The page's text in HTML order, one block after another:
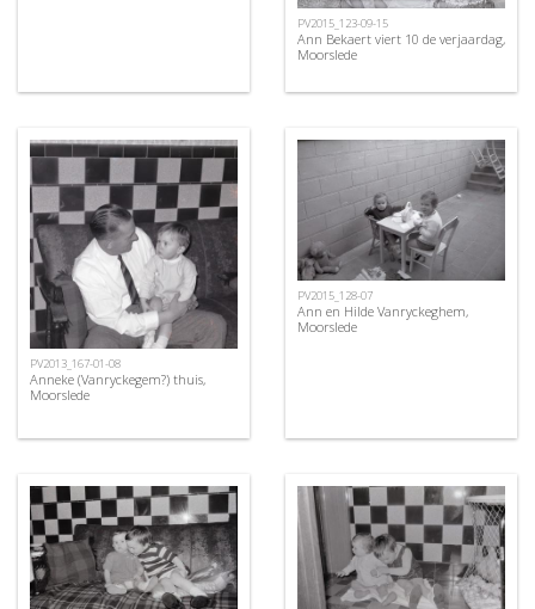
PV2015_123-09-15
Ann Bekaert viert 10 de verjaardag,
Moorslede
PV2013_167-01-08
Anneke (Vanryckegem?) thuis,
Moorslede
PV2015_128-07
Ann en Hilde Vanryckeghem,
Moorslede